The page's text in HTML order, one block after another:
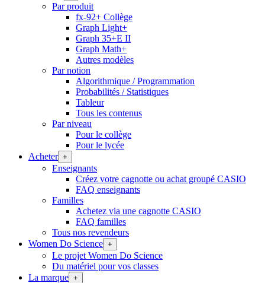
Par produit
fx-92+ Collège
Graph Light+
Graph 35+E II
Graph Math+
Autres modèles
Par notion
Algorithmique / Programmation
Probabilités / Statistiques
Tableur
Tous les contenus
Par niveau
Pour le collège
Pour le lycée
Acheter +
Enseignants
Créez votre cagnotte ou achat groupé CASIO
FAQ enseignants
Familles
Achetez via une cagnotte CASIO
FAQ familles
Tous nos revendeurs
Women Do Science +
Le projet Women Do Science
Du matériel pour vos classes
La marque +